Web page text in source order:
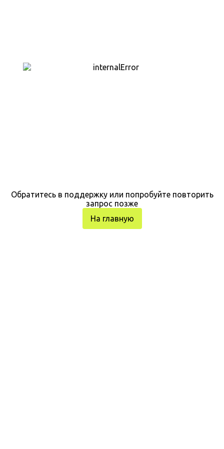
Обратитесь в поддержку или попробуйте повторить
запрос позже
На главную